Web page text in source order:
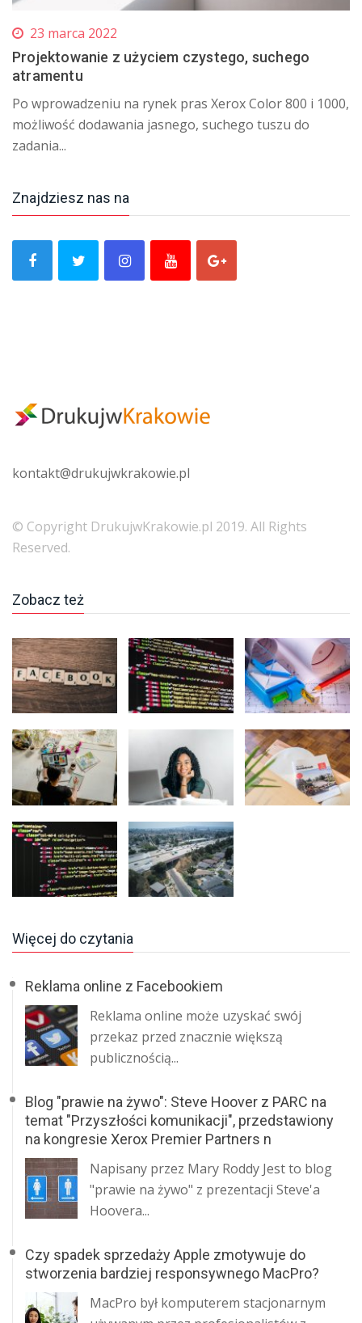
23 marca 2022
Projektowanie z użyciem czystego, suchego
atramentu
Po wprowadzeniu na rynek pras Xerox Color 800 i 1000,
możliwość dodawania jasnego, suchego tuszu do
zadania...
Znajdziesz nas na
kontakt@drukujwkrakowie.pl
© Copyright DrukujwKrakowie.pl 2019. All Rights
Reserved.
Zobacz też
Więcej do czytania
Reklama online z Facebookiem
Reklama online może uzyskać swój
przekaz przed znacznie większą
publicznością...
Blog "prawie na żywo": Steve Hoover z PARC na
temat "Przyszłości komunikacji", przedstawiony
na kongresie Xerox Premier Partners n
Napisany przez Mary Roddy Jest to blog
"prawie na żywo" z prezentacji Steve'a
Hoovera...
Czy spadek sprzedaży Apple zmotywuje do
stworzenia bardziej responsywnego MacPro?
MacPro był komputerem stacjonarnym